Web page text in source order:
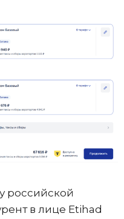
российской
в лице Etihad